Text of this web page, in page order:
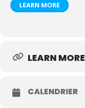
LEARN MORE
LEARN MORE
CALENDRIER